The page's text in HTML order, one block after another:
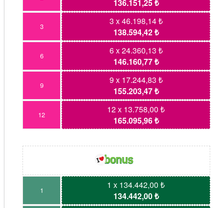
136.151,25 ₺
3
3 x 46.198,14 ₺
138.594,42 ₺
6
6 x 24.360,13 ₺
146.160,77 ₺
9
9 x 17.244,83 ₺
155.203,47 ₺
12
12 x 13.758,00 ₺
165.095,96 ₺
1
1 x 134.442,00 ₺
134.442,00 ₺